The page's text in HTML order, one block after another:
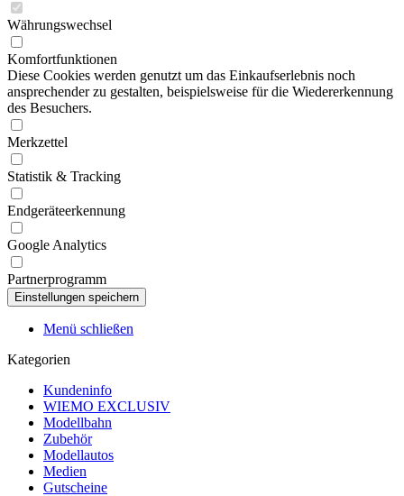
Währungswechsel
Komfortfunktionen
Diese Cookies werden genutzt um das Einkaufserlebnis noch
ansprechender zu gestalten, beispielsweise für die Wiedererkennung
des Besuchers.
Merkzettel
Statistik & Tracking
Endgeräteerkennung
Google Analytics
Partnerprogramm
Menü schließen
Kategorien
Kundeninfo
WIEMO EXCLUSIV
Modellbahn
Zubehör
Modellautos
Medien
Gutscheine